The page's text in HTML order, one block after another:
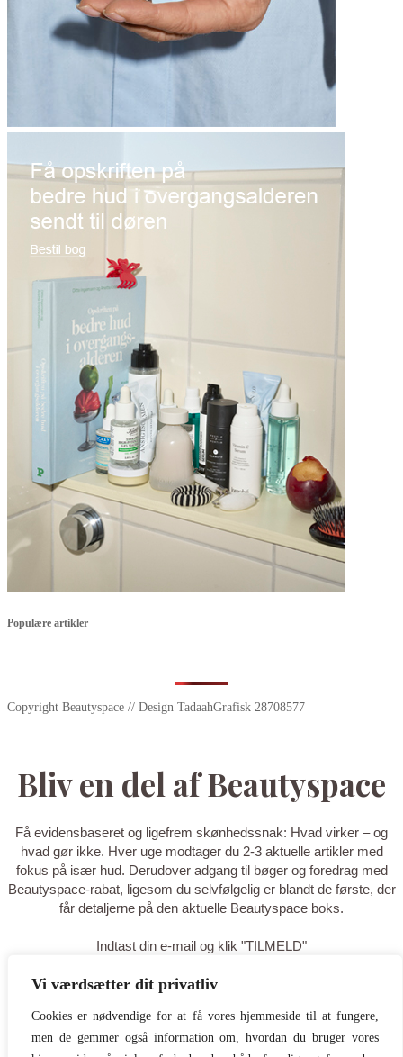
Vi værdsætter dit privatliv
Cookies er nødvendige for at få vores hjemmeside til at fungere,
men de gemmer også information om, hvordan du bruger vores
Populære artikler
Copyright Beautyspace // Design TadaahGrafisk 28708577
Bliv en del af Beautyspace
Få evidensbaseret og ligefrem skønhedssnak: Hvad virker – og
hvad gør ikke. Hver uge modtager du 2-3 aktuelle artikler med
fokus på især hud. Derudover adgang til bøger og foredrag med
Beautyspace-rabat, ligesom du selvfølgelig er blandt de første, der
får detaljerne på den aktuelle Beautyspace boks.
Indtast din e-mail og klik "TILMELD"
TILMELD